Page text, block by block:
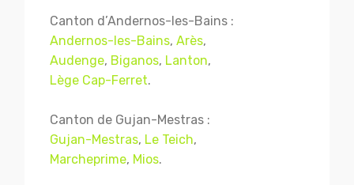
Canton d’Andernos-les-Bains :
Andernos-les-Bains, Arès,
Audenge, Biganos, Lanton,
Lège Cap-Ferret.
Canton de Gujan-Mestras :
Gujan-Mestras, Le Teich,
Marcheprime, Mios.